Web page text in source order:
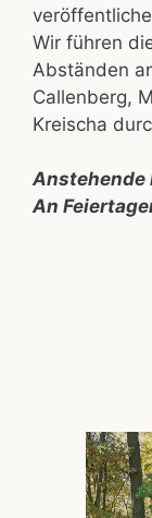
Wir führen
Abständen
Callenberg,
Kreischa
Anstehende
An